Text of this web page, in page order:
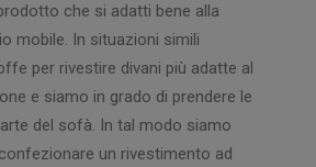
che si adatti bene alla
mobile. In situazioni simili
per rivestire divani più adatte al
e siamo in grado di prendere le
del sofà. In tal modo siamo
un rivestimento ad